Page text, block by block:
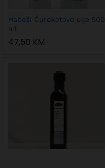
Habeši Čurekotovo ulje 500
ml
47,50 KM